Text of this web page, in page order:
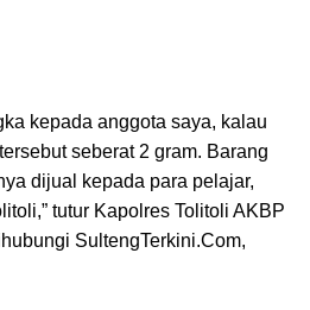
kepada anggota saya, kalau
seberat 2 gram. Barang
dijual kepada para pelajar,
tutur Kapolres Tolitoli AKBP
SultengTerkini.Com,